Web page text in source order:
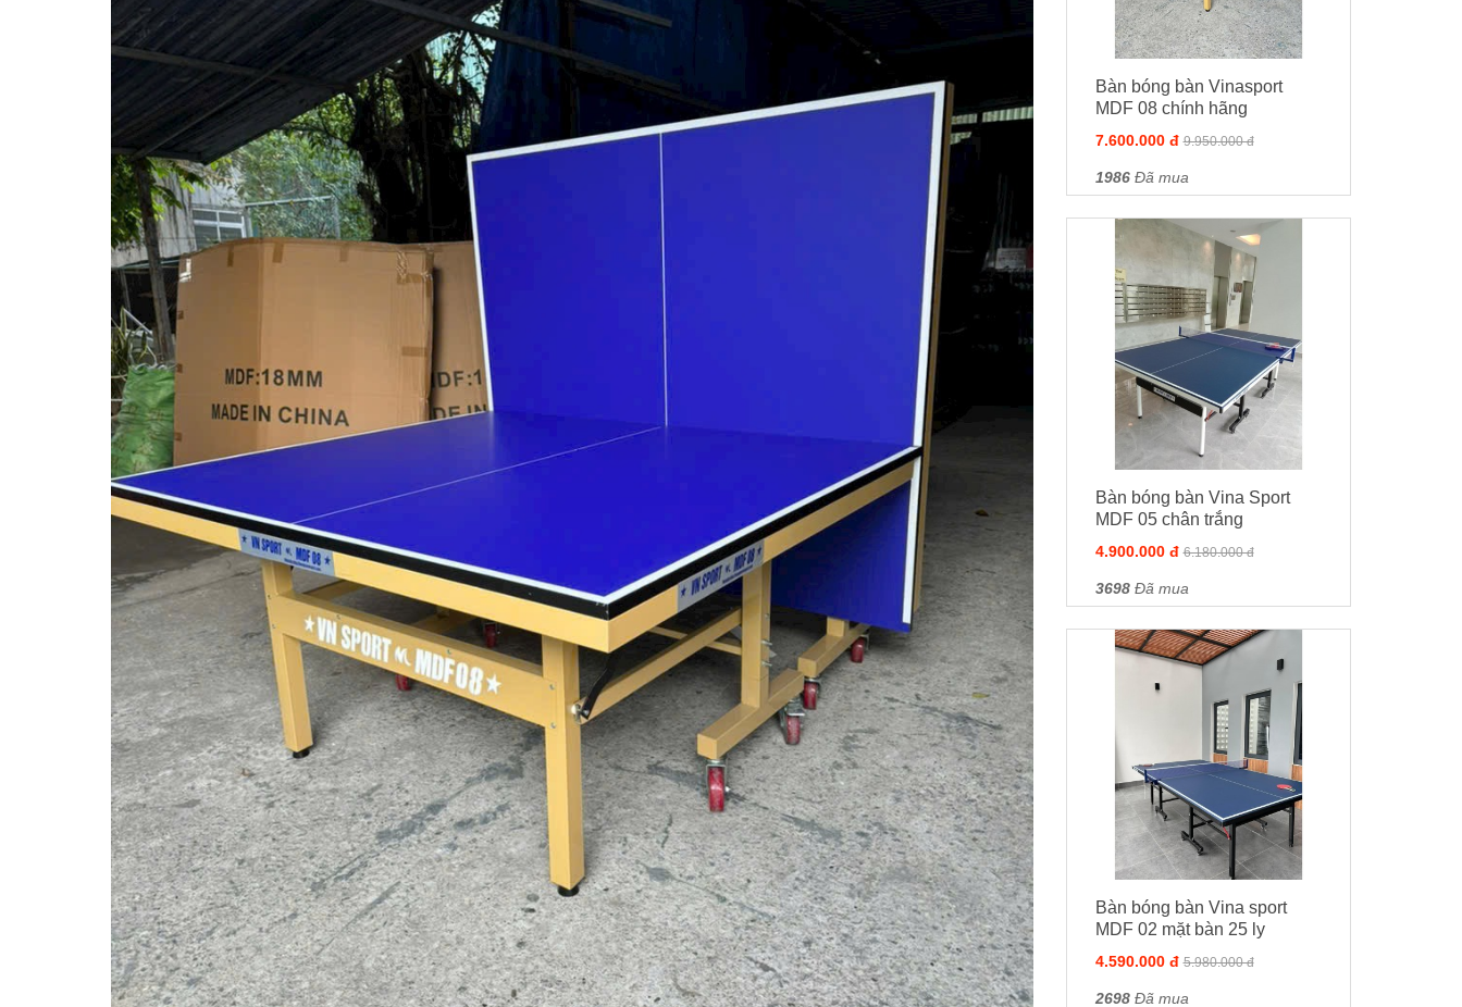
Bàn bóng bàn Vinasport
MDF 08 chính hãng
7.600.000 đ 9.950.000 đ
1986Đã mua
Bàn bóng bàn Vina Sport
MDF 05 chân trắng
4.900.000 đ 6.180.000 đ
3698Đã mua
Bàn bóng bàn Vina sport
MDF 02 mặt bàn 25 ly
4.590.000 đ 5.980.000 đ
2698Đã mua